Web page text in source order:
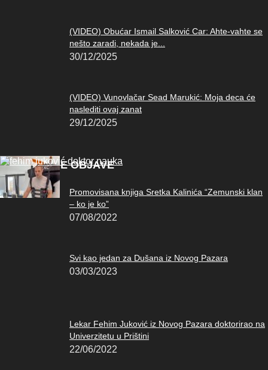
(VIDEO) Obućar Ismail Salković Car: Ahte-vahte se
nešto zaradi, nekada je...
30/12/2025
(VIDEO) Vunovlačar Sead Marukić: Moja deca će
naslediti ovaj zanat
29/12/2025
POPULARNE OBJAVE
Promovisana knjiga Sretka Kalinića “Zemunski klan
– ko je ko”
07/08/2022
Svi kao jedan za Dušana iz Novog Pazara
03/03/2023
Lekar Fehim Juković iz Novog Pazara doktorirao na
Univerzitetu u Prištini
22/06/2022